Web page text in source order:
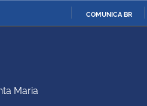
COMUNICA BR
Ministério da Defesa
Maria